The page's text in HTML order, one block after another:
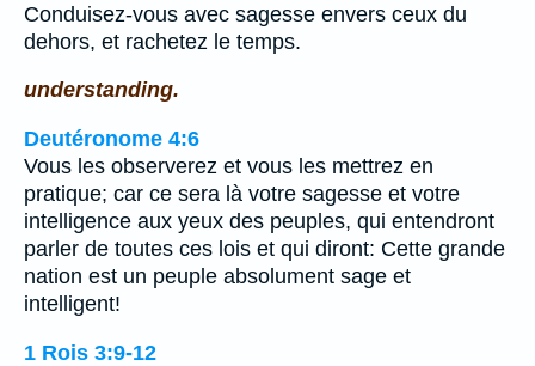
Conduisez-vous avec sagesse envers ceux du
dehors, et rachetez le temps.
understanding.
Deutéronome 4:6
Vous les observerez et vous les mettrez en
pratique; car ce sera là votre sagesse et votre
intelligence aux yeux des peuples, qui entendront
parler de toutes ces lois et qui diront: Cette grande
nation est un peuple absolument sage et
intelligent!
1 Rois 3:9-12